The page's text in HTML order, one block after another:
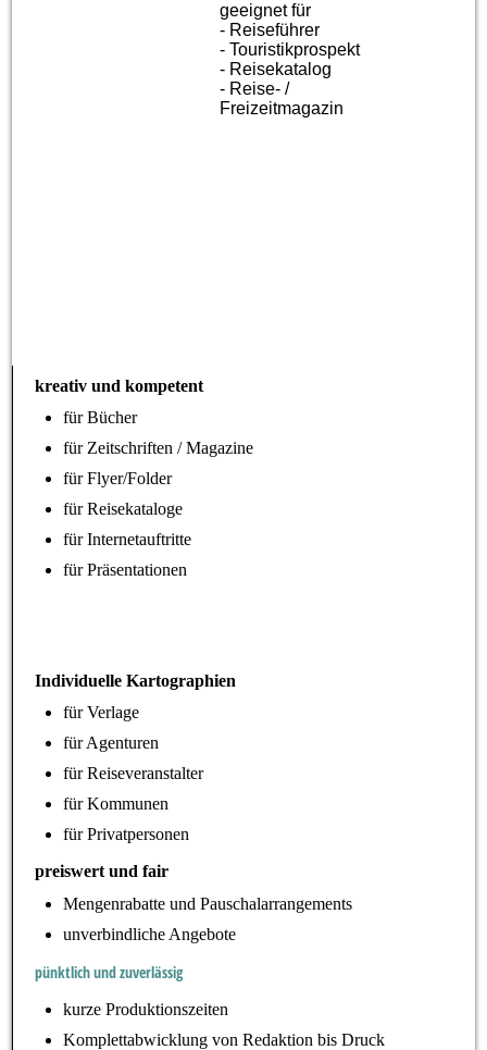
geeignet für
- Reiseführer
- Touristikprospekt
- Reisekatalog
- Reise- /
Freizeitmagazin
kreativ und kompetent
für Bücher
für Zeitschriften / Magazine
für Flyer/Folder
für Reisekataloge
für Internetauftritte
für Präsentationen
Individuelle Kartographien
für Verlage
für Agenturen
für Reiseveranstalter
für Kommunen
für Privatpersonen
preiswert und fair
Mengenrabatte und Pauschalarrangements
unverbindliche Angebote
pünktlich und zuverlässig
kurze Produktionszeiten
Komplettabwicklung von Redaktion bis Druck